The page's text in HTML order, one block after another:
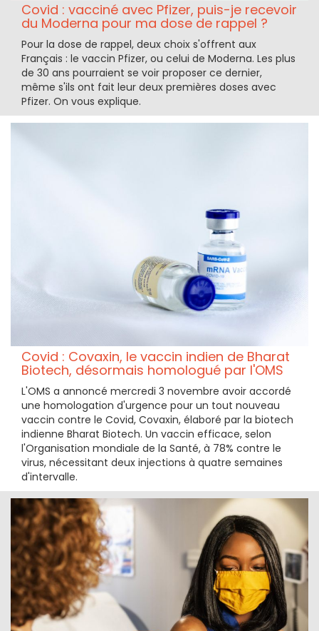
Covid : vacciné avec Pfizer, puis-je recevoir
du Moderna pour ma dose de rappel ?
Pour la dose de rappel, deux choix s'offrent aux
Français : le vaccin Pfizer, ou celui de Moderna. Les plus
de 30 ans pourraient se voir proposer ce dernier,
même s'ils ont fait leur deux premières doses avec
Pfizer. On vous explique.
Covid : Covaxin, le vaccin indien de Bharat
Biotech, désormais homologué par l'OMS
L'OMS a annoncé mercredi 3 novembre avoir accordé
une homologation d'urgence pour un tout nouveau
vaccin contre le Covid, Covaxin, élaboré par la biotech
indienne Bharat Biotech. Un vaccin efficace, selon
l'Organisation mondiale de la Santé, à 78% contre le
virus, nécessitant deux injections à quatre semaines
d'intervalle.